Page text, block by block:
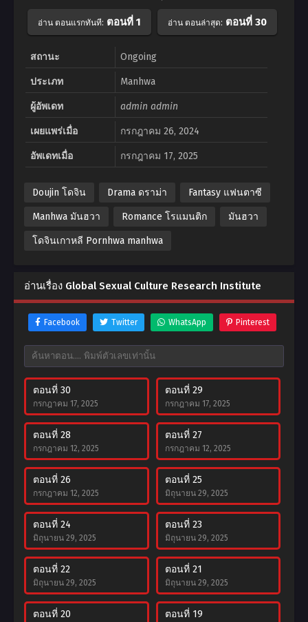
อ่าน ตอนแรกทันที: ตอนที่ 1 อ่าน ตอนล่าสุด: ตอนที่ 30
สถานะ Ongoing
ประเภท Manhwa
ผู้อัพเดท admin admin
เผยแพร่เมื่อ กรกฎาคม 26, 2024
อัพเดทเมื่อ กรกฎาคม 17, 2025
Doujin โดจิน Drama ดราม่า Fantasy แฟนตาซี
Manhwa มันฮวา Romance โรแมนติก มันฮวา
โดจินเกาหลี Pornhwa manhwa
อ่านเรื่อง Global Sexual Culture Research Institute
Facebook Twitter WhatsApp Pinterest
ตอนที่ 30
กรกฎาคม 17, 2025
ตอนที่ 29
กรกฎาคม 17, 2025
ตอนที่ 28
กรกฎาคม 12, 2025
ตอนที่ 27
กรกฎาคม 12, 2025
ตอนที่ 26
กรกฎาคม 12, 2025
ตอนที่ 25
มิถุนายน 29, 2025
ตอนที่ 24
มิถุนายน 29, 2025
ตอนที่ 23
มิถุนายน 29, 2025
ตอนที่ 22
มิถุนายน 29, 2025
ตอนที่ 21
มิถุนายน 29, 2025
ตอนที่ 20 ตอนที่ 19